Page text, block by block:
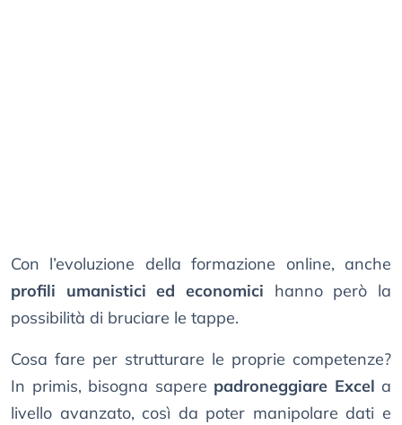
Con l’evoluzione della formazione online, anche
profili umanistici ed economici hanno però la
possibilità di bruciare le tappe.
Cosa fare per strutturare le proprie competenze?
In primis, bisogna sapere padroneggiare Excel a
livello avanzato, così da poter manipolare dati e